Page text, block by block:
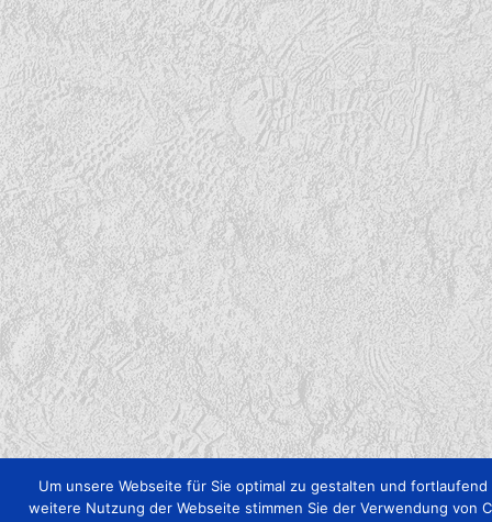
Um unsere Webseite für Sie optimal zu gestalten und
weitere Nutzung der Webseite stimmen Sie der Verwendung von